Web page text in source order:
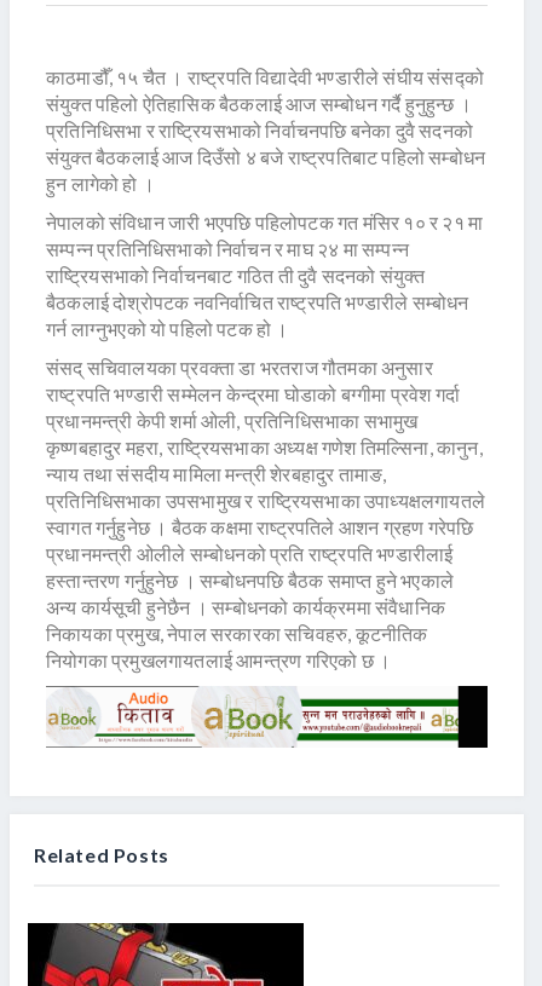
काठमाडौँ, १५ चैत । राष्ट्रपति विद्यादेवी भण्डारीले संघीय संसद्को
संयुक्त पहिलो ऐतिहासिक बैठकलाई आज सम्बोधन गर्दै हुनुहुन्छ ।
प्रतिनिधिसभा र राष्ट्रियसभाको निर्वाचनपछि बनेका दुवै सदनको
संयुक्त बैठकलाई आज दिउँसो ४ बजे राष्ट्रपतिबाट पहिलो सम्बोधन
हुन लागेको हो ।
नेपालको संविधान जारी भएपछि पहिलोपटक गत मंसिर १० र २१ मा
सम्पन्न प्रतिनिधिसभाको निर्वाचन र माघ २४ मा सम्पन्न
राष्ट्रियसभाको निर्वाचनबाट गठित ती दुवै सदनको संयुक्त
बैठकलाई दोश्रोपटक नवनिर्वाचित राष्ट्रपति भण्डारीले सम्बोधन
गर्न लाग्नुभएको यो पहिलो पटक हो ।
संसद् सचिवालयका प्रवक्ता डा भरतराज गौतमका अनुसार
राष्ट्रपति भण्डारी सम्मेलन केन्द्रमा घोडाको बग्गीमा प्रवेश गर्दा
प्रधानमन्त्री केपी शर्मा ओली, प्रतिनिधिसभाका सभामुख
कृष्णबहादुर महरा, राष्ट्रियसभाका अध्यक्ष गणेश तिमल्सिना, कानुन,
न्याय तथा संसदीय मामिला मन्त्री शेरबहादुर तामाङ,
प्रतिनिधिसभाका उपसभामुख र राष्ट्रियसभाका उपाध्यक्षलगायतले
स्वागत गर्नुहुनेछ । बैठक कक्षमा राष्ट्रपतिले आशन ग्रहण गरेपछि
प्रधानमन्त्री ओलीले सम्बोधनको प्रति राष्ट्रपति भण्डारीलाई
हस्तान्तरण गर्नुहुनेछ । सम्बोधनपछि बैठक समाप्त हुने भएकाले
अन्य कार्यसूची हुनेछैन । सम्बोधनको कार्यक्रममा संवैधानिक
निकायका प्रमुख, नेपाल सरकारका सचिवहरु, कूटनीतिक
नियोगका प्रमुखलगायतलाई आमन्त्रण गरिएको छ ।
Related Posts